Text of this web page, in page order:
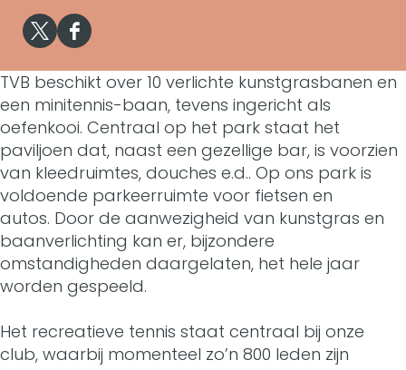
n
i
s
v
e
r
e
i
n
n
i
s
v
e
r
e
n
e
n
n
i
s
v
e
r
e
n
n
i
s
v
e
r
e
n
i
g
T
e
n
n
i
s
v
e
r
X
T
e
n
n
i
s
v
e
r
F
a
c
e
b
o
o
k
T
e
TVB beschikt over 10 verlichte kunstgrasbanen en
een minitennis-baan, tevens ingericht als
oefenkooi. Centraal op het park staat het
paviljoen dat, naast een gezellige bar, is voorzien
van kleedruimtes, douches e.d.. Op ons park is
voldoende parkeerruimte voor fietsen en
autos. Door de aanwezigheid van kunstgras en
baanverlichting kan er, bijzondere
omstandigheden daargelaten, het hele jaar
worden gespeeld.
Het recreatieve tennis staat centraal bij onze
club, waarbij momenteel zo’n 800 leden zijn